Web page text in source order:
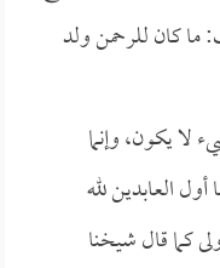
ما كان للرحمن ولد
لا يكون، وإنما
العابدين لله
كما قال شيخنا